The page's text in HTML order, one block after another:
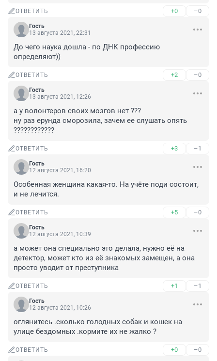
ОТВЕТИТЬ +0 –0
Гость
13 августа 2021, 22:31
До чего наука дошла - по ДНК профессию
определяют))
ОТВЕТИТЬ +2 –0
Гость
13 августа 2021, 12:26
а у волонтеров своих мозгов нет ???
ну раз ерунда сморозила, зачем ее слушать опять
????????????
ОТВЕТИТЬ +3 –1
Гость
12 августа 2021, 16:20
Особенная женщина какая-то. На учёте поди состоит,
и не лечится.
ОТВЕТИТЬ +5 –0
Гость
12 августа 2021, 10:39
а может она специально это делала, нужно её на
детектор, может кто из её знакомых замещен, а она
просто уводит от преступника
ОТВЕТИТЬ +1 –1
Гость
12 августа 2021, 10:26
оглянитесь .сколько голодных собак и кошек на
улице бездомных .кормите их не жалко ?
ОТВЕТИТЬ +0 –0